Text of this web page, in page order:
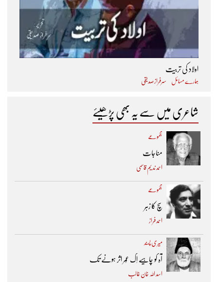
اولاد کی تربیت
ہمارے مسائل سرفراز صدیقی
شاعری میں سے یہ بھی پڑھیئے
مجموعے
مناجات
احمد ندیم قاسمی
مجموعے
سچ کا زہر
احمد فراز
میری پسند
آہ کو چاہیے اِک عُمر اثر ہونے تک ​
اسد اللہ خان غالب